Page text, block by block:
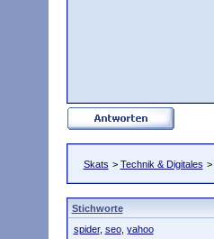
Skats > Technik & Digitales >
Stichworte
spider, seo, yahoo